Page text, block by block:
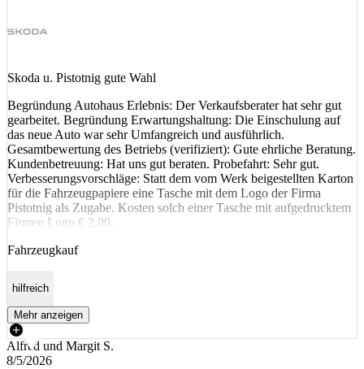
Skoda u. Pistotnig gute Wahl
Begründung Autohaus Erlebnis: Der Verkaufsberater hat sehr gut
gearbeitet. Begründung Erwartungshaltung: Die Einschulung auf
das neue Auto war sehr Umfangreich und ausführlich.
Gesamtbewertung des Betriebs (verifiziert): Gute ehrliche Beratung.
Kundenbetreuung: Hat uns gut beraten. Probefahrt: Sehr gut.
Verbesserungsvorschläge: Statt dem vom Werk beigestellten Karton
für die Fahrzeugpapiere eine Tasche mit dem Logo der Firma
Pistotnig als Zugabe. Kosten solch einer Tasche mit aufgedrucktem
Firmen Logo € 2,00.
Fahrzeugkauf
hilfreich
Mehr anzeigen
Alfred und Margit S.
8/5/2026